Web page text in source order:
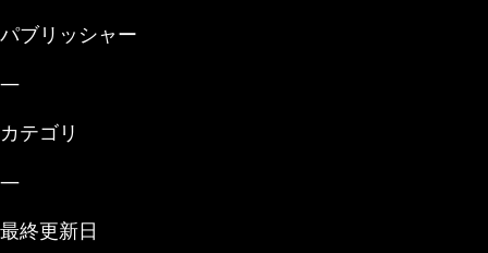
パブリッシャー
—
カテゴリ
—
最終更新日